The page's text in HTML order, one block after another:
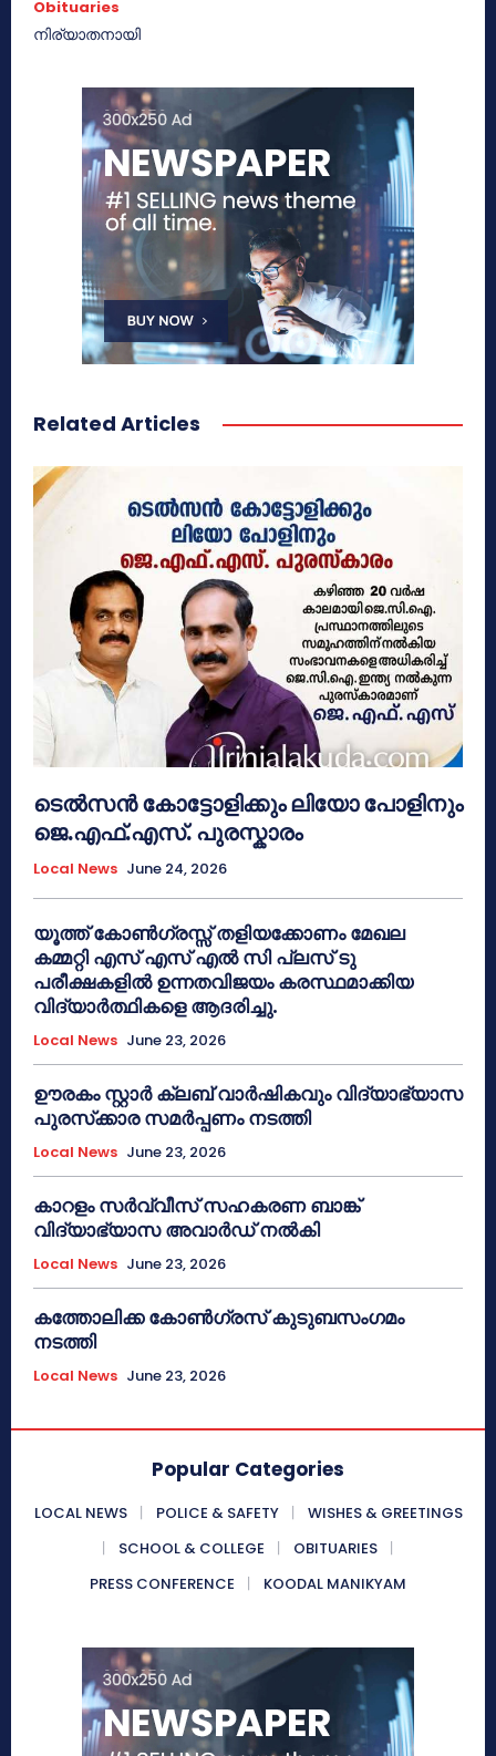
Obituaries
നിര്യാതനായി
Related Articles
ടെൽസൻ കോട്ടോളിക്കും ലിയോ പോളിനും
ജെ.എഫ്.എസ്. പുരസ്കാരം
Local News June 24, 2026
യൂത്ത് കോൺഗ്രസ്സ് തളിയക്കോണം മേഖല
കമ്മറ്റി എസ് എസ് എൽ സി പ്ലസ് ടു
പരീക്ഷകളിൽ ഉന്നതവിജയം കരസ്ഥമാക്കിയ
വിദ്യാർത്ഥികളെ ആദരിച്ചു.
Local News June 23, 2026
ഊരകം സ്റ്റാർ ക്ലബ് വാർഷികവും വിദ്യാഭ്യാസ
പുരസ്‌ക്കാര സമർപ്പണം നടത്തി
Local News June 23, 2026
കാറളം സർവ്വീസ് സഹകരണ ബാങ്ക്
വിദ്യാഭ്യാസ അവാർഡ് നൽകി
Local News June 23, 2026
കത്തോലിക്ക കോൺഗ്രസ് കുടുബസംഗമം
നടത്തി
Local News June 23, 2026
Popular Categories
LOCAL NEWS POLICE & SAFETY
WISHES & GREETINGS
SCHOOL & COLLEGE
OBITUARIES
PRESS CONFERENCE
KOODAL MANIKYAM